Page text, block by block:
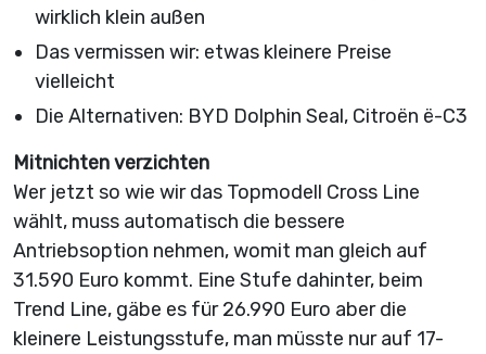
wirklich klein außen
Das vermissen wir: etwas kleinere Preise
vielleicht
Die Alternativen: BYD Dolphin Seal, Citroën ë-C3
Mitnichten verzichten
Wer jetzt so wie wir das Topmodell Cross Line
wählt, muss automatisch die bessere
Antriebsoption nehmen, womit man gleich auf
31.590 Euro kommt. Eine Stufe dahinter, beim
Trend Line, gäbe es für 26.990 Euro aber die
kleinere Leistungsstufe, man müsste nur auf 17-